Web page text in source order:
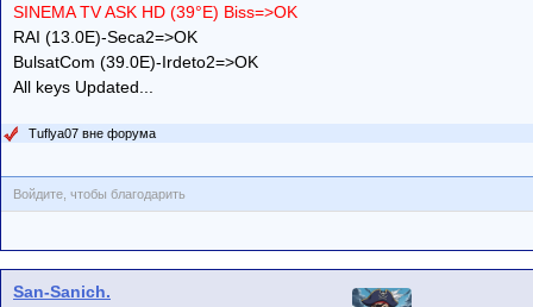
SINEMA TV ASK HD (39°E) Biss=>OK
RAI (13.0E)-Seca2=>OK
BulsatCom (39.0E)-Irdeto2=>OK
All keys Updated...
Tuflya07 вне форума
Войдите, чтобы благодарить
San-Sanich.